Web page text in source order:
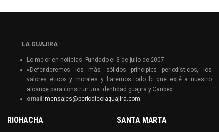
LA GUAJIRA
Lo mejor en noticias. Fundado el 3 de julio de 2007.
«Defenderemos los más sólidos principios periodísticos, los
valores éticos y morales y haremos todo lo que esté a nuestro
alcance para construir una identidad guajira y Caribe»
email: mensajes@periodicolaguajira.com
RIOHACHA SANTA MARTA